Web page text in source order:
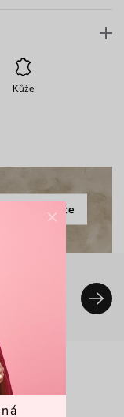
Kůže
Celá kolekce
×